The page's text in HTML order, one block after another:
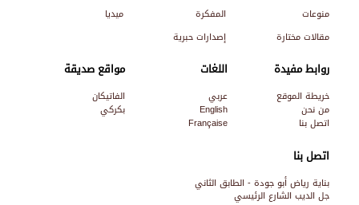
اتصل بنا
بناية رياض أبو جودة - الطابق الثاني
جل الديب الشارع الرئيسي
منوعات
المفكرة
ميديا
مقالات مختارة
إصدارات حبرية
روابط مفيدة
خريطة الموقع
من نحن
اتصل بنا
اللغات
عربي
English
Française
مواقع صديقة
الفاتيكان
بكركي